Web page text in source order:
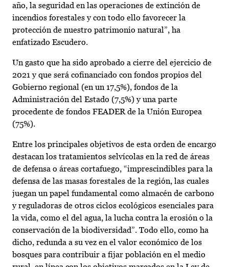
año, la seguridad en las operaciones de extinción de
incendios forestales y con todo ello favorecer la
protección de nuestro patrimonio natural”, ha
enfatizado Escudero.
Un gasto que ha sido aprobado a cierre del ejercicio de
2021 y que será cofinanciado con fondos propios del
Gobierno regional (en un 17,5%), fondos de la
Administración del Estado (7,5%) y una parte
procedente de fondos FEADER de la Unión Europea
(75%).
Entre los principales objetivos de esta orden de encargo
destacan los tratamientos selvícolas en la red de áreas
de defensa o áreas cortafuego, “imprescindibles para la
defensa de las masas forestales de la región, las cuales
juegan un papel fundamental como almacén de carbono
y reguladoras de otros ciclos ecológicos esenciales para
la vida, como el del agua, la lucha contra la erosión o la
conservación de la biodiversidad”. Todo ello, como ha
dicho, redunda a su vez en el valor económico de los
bosques para contribuir a fijar población en el medio